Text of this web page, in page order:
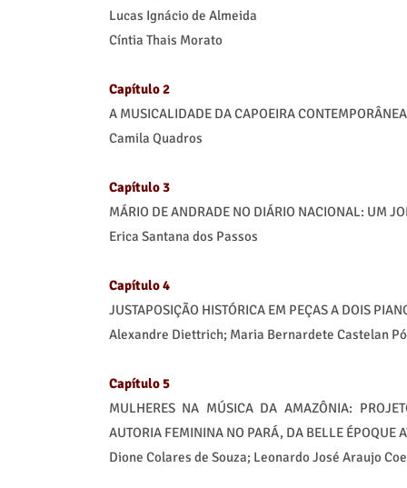
Lucas Ignácio de Almeida
Cíntia Thais Morato
Capítulo 2
A MUSICALIDADE DA CAPOEIRA
Camila Quadros
Capítulo 3
MÁRIO DE ANDRADE NO DIÁRIO NACIONAL: UM
Erica Santana dos Passos
Capítulo 4
JUSTAPOSIÇÃO HISTÓRICA EM PEÇAS A DOIS
Alexandre Diettrich; Maria Bernardete Castelan
Capítulo 5
MULHERES NA MÚSICA DA AMAZÔNIA:
AUTORIA FEMININA NO PARÁ, DA BELLE ÉPOQUE
Dione Colares de Souza; Leonardo José Araujo